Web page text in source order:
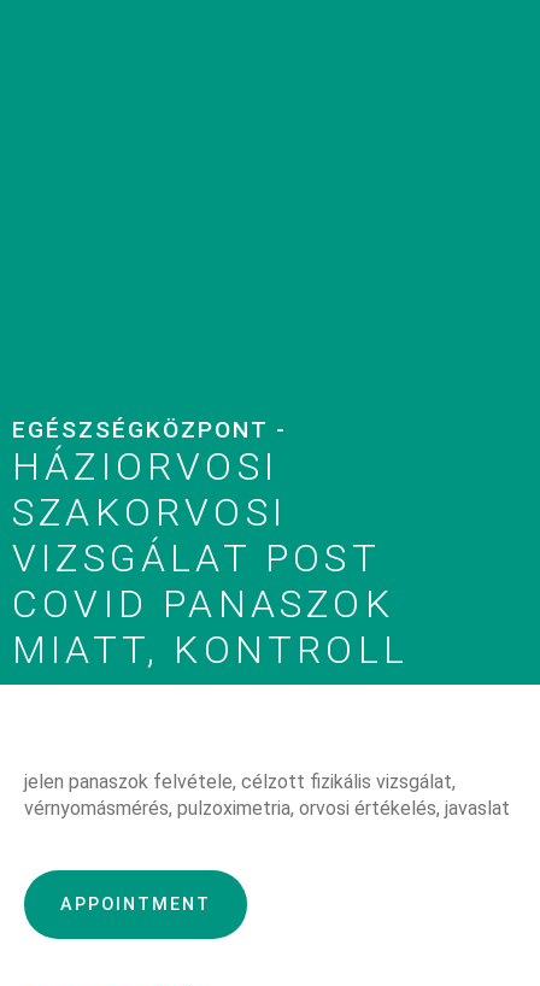
EGÉSZSÉGKÖZPONT -
HÁZIORVOSI
SZAKORVOSI
VIZSGÁLAT POST
COVID PANASZOK
MIATT, KONTROLL
jelen panaszok felvétele, célzott fizikális vizsgálat,
vérnyomásmérés, pulzoximetria, orvosi értékelés, javaslat
APPOINTMENT